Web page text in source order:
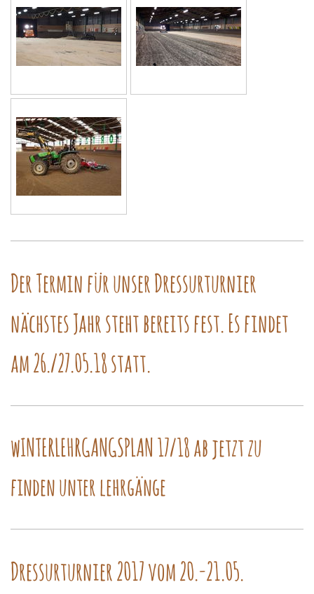
Der Termin für unser Dressurturnier
nächstes Jahr steht bereits fest. Es findet
am 26./27.05.18 statt.
wINTERLEHRGANGSPLAN 17/18 ab jetzt zu
finden unter lehrgänge
Dressurturnier 2017 vom 20.-21.05.